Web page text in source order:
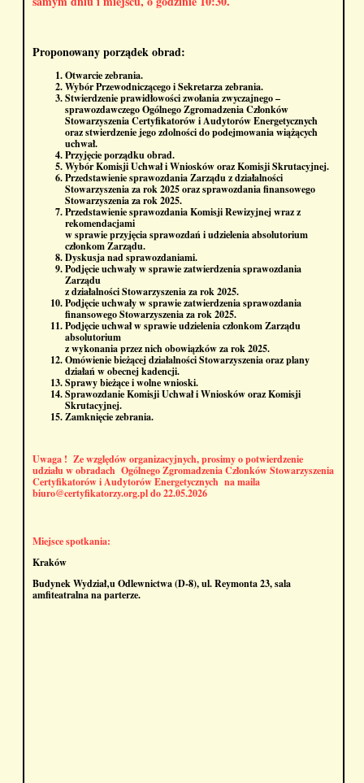
Proponowany porządek obrad:
Otwarcie zebrania.
Wybór Przewodniczącego i Sekretarza zebrania.
Stwierdzenie prawidłowości zwołania zwyczajnego –
sprawozdawczego Ogólnego Zgromadzenia Członków
Stowarzyszenia Certyfikatorów i Audytorów Energetycznych
oraz stwierdzenie jego zdolności do podejmowania wiążących
uchwał.
Przyjęcie porządku obrad.
Wybór Komisji Uchwał i Wniosków oraz Komisji Skrutacyjnej.
Przedstawienie sprawozdania Zarządu z działalności
Stowarzyszenia za rok 2025 oraz sprawozdania finansowego
Stowarzyszenia za rok 2025.
Przedstawienie sprawozdania Komisji Rewizyjnej wraz z
rekomendacjami
w sprawie przyjęcia sprawozdań i udzielenia absolutorium
członkom Zarządu.
Dyskusja nad sprawozdaniami.
Podjęcie uchwały w sprawie zatwierdzenia sprawozdania
Zarządu
z działalności Stowarzyszenia za rok 2025.
Podjęcie uchwały w sprawie zatwierdzenia sprawozdania
finansowego Stowarzyszenia za rok 2025.
Podjęcie uchwał w sprawie udzielenia członkom Zarządu
absolutorium
z wykonania przez nich obowiązków za rok 2025.
Omówienie bieżącej działalności Stowarzyszenia oraz plany
działań w obecnej kadencji.
Sprawy bieżące i wolne wnioski.
Sprawozdanie Komisji Uchwał i Wniosków oraz Komisji
Skrutacyjnej.
Zamknięcie zebrania.
Uwaga ! Ze względów organizacyjnych, prosimy o potwierdzenie
udziału w obradach Ogólnego Zgromadzenia Członków Stowarzyszenia
Certyfikatorów i Audytorów Energetycznych na maila
biuro@certyfikatorzy.org.pl do 22.05.2026
Miejsce spotkania:
Kraków
Budynek Wydział‚u Odlewnictwa (D-8), ul. Reymonta 23, sala
amfiteatralna na parterze.